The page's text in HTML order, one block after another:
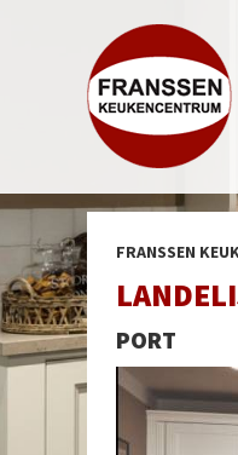
FRANSSEN
PORT